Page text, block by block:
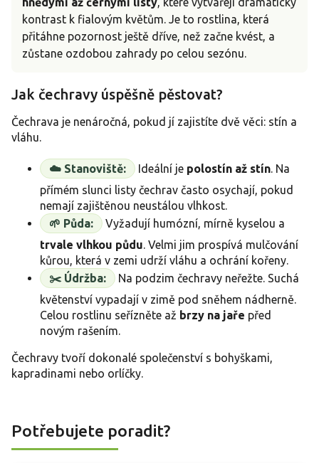
kontrast k fialovým květům. Je to rostlina, která
přitáhne pozornost ještě dříve, než začne kvést, a
zůstane ozdobou zahrady po celou sezónu.
Jak čechravy úspěšně pěstovat?
Čechrava je nenáročná, pokud jí zajistíte dvě věci: stín a
vláhu.
☁️ Stanoviště: Ideální je polostín až stín. Na
přímém slunci listy čechrav často osychají, pokud
nemají zajištěnou neustálou vlhkost.
🌱 Půda:
Vyžadují humózní, mírně kyselou a
trvale vlhkou půdu. Velmi jim prospívá mulčování
kůrou, která v zemi udrží vláhu a ochrání kořeny.
✂️ Údržba:
Na podzim čechravy neřežte. Suchá
květenství vypadají v zimě pod sněhem nádherně.
Celou rostlinu seřízněte až brzy na jaře před
novým rašením.
Čechravy tvoří dokonalé společenství s bohyškami,
kapradinami nebo orlíčky.
Potřebujete poradit?